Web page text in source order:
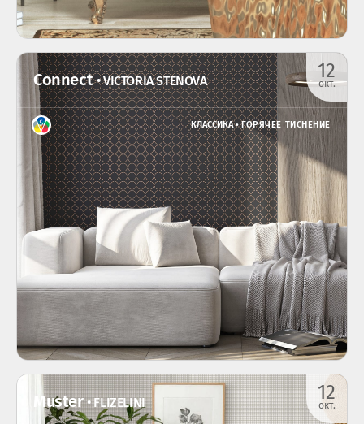
12
окт.
Connect• VICTORIA STENOVA
КЛАССИКА •ГОРЯЧЕЕ ТИСНЕНИЕ
12
окт.
Muster• FLIZELINI